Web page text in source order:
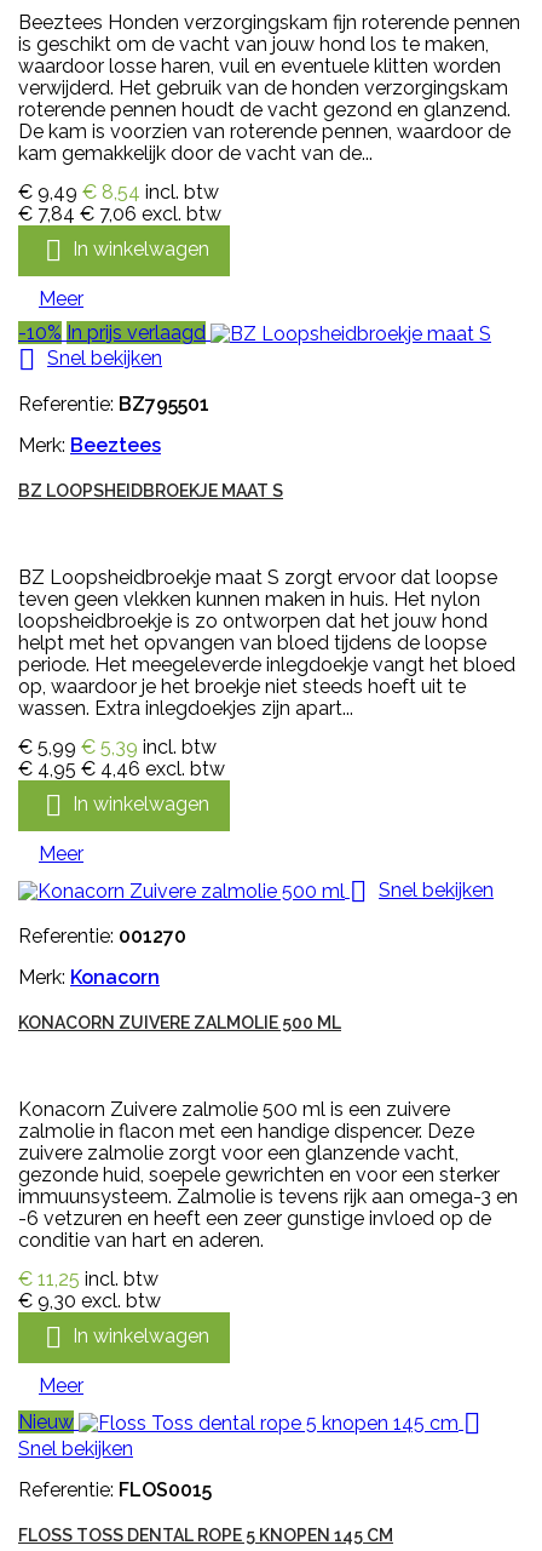
Beeztees Honden verzorgingskam fijn roterende pennen
is geschikt om de vacht van jouw hond los te maken,
waardoor losse haren, vuil en eventuele klitten worden
verwijderd. Het gebruik van de honden verzorgingskam
roterende pennen houdt de vacht gezond en glanzend.
De kam is voorzien van roterende pennen, waardoor de
kam gemakkelijk door de vacht van de...
€ 9,49 € 8,54 incl. btw
€ 7,84 € 7,06 excl. btw
 In winkelwagen
Meer
-10% In prijs verlaagd
 Snel bekijken
Referentie: BZ795501
Merk: Beeztees
BZ LOOPSHEIDBROEKJE MAAT S
BZ Loopsheidbroekje maat S zorgt ervoor dat loopse
teven geen vlekken kunnen maken in huis. Het nylon
loopsheidbroekje is zo ontworpen dat het jouw hond
helpt met het opvangen van bloed tijdens de loopse
periode. Het meegeleverde inlegdoekje vangt het bloed
op, waardoor je het broekje niet steeds hoeft uit te
wassen. Extra inlegdoekjes zijn apart...
€ 5,99 € 5,39 incl. btw
€ 4,95 € 4,46 excl. btw
 In winkelwagen
Meer
 Snel bekijken
Referentie: 001270
Merk: Konacorn
KONACORN ZUIVERE ZALMOLIE 500 ML
Konacorn Zuivere zalmolie 500 ml is een zuivere
zalmolie in flacon met een handige dispencer. Deze
zuivere zalmolie zorgt voor een glanzende vacht,
gezonde huid, soepele gewrichten en voor een sterker
immuunsysteem. Zalmolie is tevens rijk aan omega-3 en
-6 vetzuren en heeft een zeer gunstige invloed op de
conditie van hart en aderen.
€ 11,25 incl. btw
€ 9,30 excl. btw
 In winkelwagen
Meer
Nieuw

Snel bekijken
Referentie: FLOS0015
FLOSS TOSS DENTAL ROPE 5 KNOPEN 145 CM